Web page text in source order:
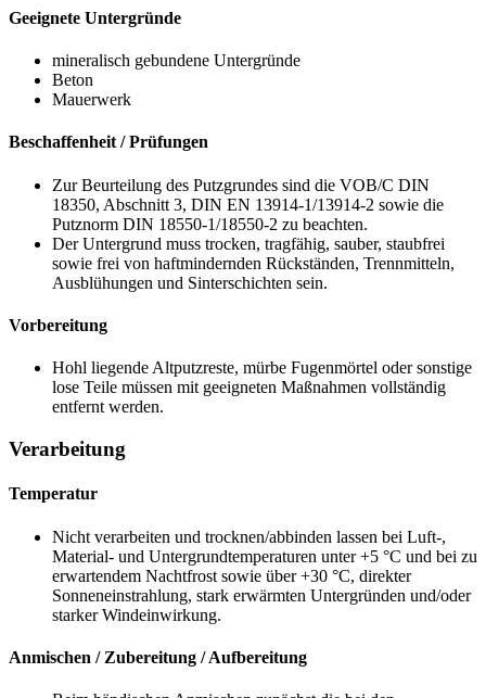
Geeignete Untergründe
mineralisch gebundene Untergründe
Beton
Mauerwerk
Beschaffenheit / Prüfungen
Zur Beurteilung des Putzgrundes sind die VOB/C DIN
18350, Abschnitt 3, DIN EN 13914-1/13914-2 sowie die
Putznorm DIN 18550-1/18550-2 zu beachten.
Der Untergrund muss trocken, tragfähig, sauber, staubfrei
sowie frei von haftmindernden Rückständen, Trennmitteln,
Ausblühungen und Sinterschichten sein.
Vorbereitung
Hohl liegende Altputzreste, mürbe Fugenmörtel oder sonstige
lose Teile müssen mit geeigneten Maßnahmen vollständig
entfernt werden.
Verarbeitung
Temperatur
Nicht verarbeiten und trocknen/abbinden lassen bei Luft-,
Material- und Untergrundtemperaturen unter +5 °C und bei zu
erwartendem Nachtfrost sowie über +30 °C, direkter
Sonneneinstrahlung, stark erwärmten Untergründen und/oder
starker Windeinwirkung.
Anmischen / Zubereitung / Aufbereitung